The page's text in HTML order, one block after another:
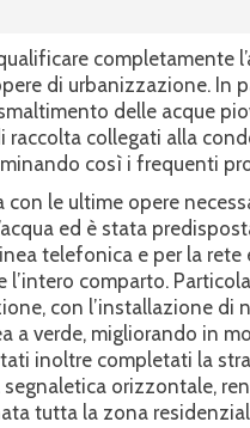
completamente
di urbanizzazione. In
delle acque
collegati alla
così i frequenti
con le ultime opere
ed è stata
telefonica e per la
comparto.
con l’installazione di
a verde, migliorando in
inoltre completati la
segnaletica orizzontale,
tutta la zona